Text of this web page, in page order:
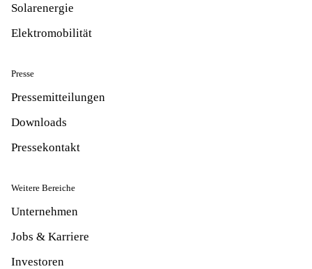
Solarenergie
Elektromobilität
Presse
Pressemitteilungen
Downloads
Pressekontakt
Weitere Bereiche
Unternehmen
Jobs & Karriere
Investoren